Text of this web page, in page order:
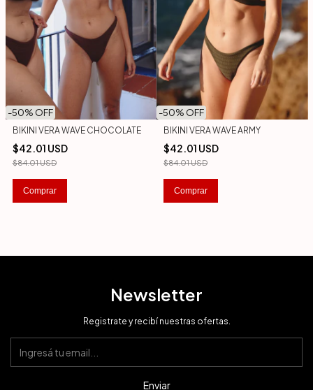
-50% OFF
BIKINI VERA WAVE CHOCOLATE
$42.01 USD
$84.01 USD
Comprar
-50% OFF
BIKINI VERA WAVE ARMY
$42.01 USD
$84.01 USD
Comprar
Newsletter
Registrate y recibí nuestras ofertas.